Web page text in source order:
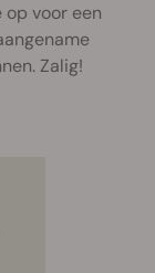
op voor een
Zalig!